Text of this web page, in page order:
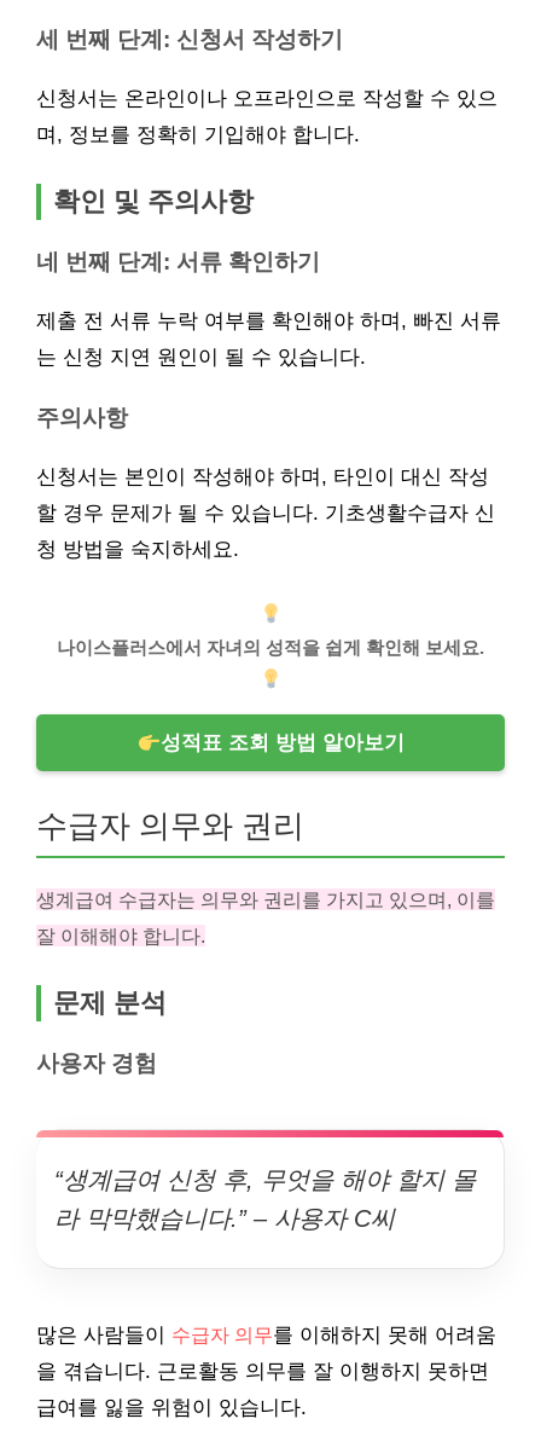
세 번째 단계: 신청서 작성하기
신청서는 온라인이나 오프라인으로 작성할 수 있으
며, 정보를 정확히 기입해야 합니다.
확인 및 주의사항
네 번째 단계: 서류 확인하기
제출 전 서류 누락 여부를 확인해야 하며, 빠진 서류
는 신청 지연 원인이 될 수 있습니다.
주의사항
신청서는 본인이 작성해야 하며, 타인이 대신 작성
할 경우 문제가 될 수 있습니다. 기초생활수급자 신
청 방법을 숙지하세요.
나이스플러스에서 자녀의 성적을 쉽게 확인해 보세요.
성적표 조회 방법 알아보기
수급자 의무와 권리
생계급여 수급자는 의무와 권리를 가지고 있으며, 이를
잘 이해해야 합니다.
문제 분석
사용자 경험
“생계급여 신청 후, 무엇을 해야 할지 몰
라 막막했습니다.” – 사용자 C씨
많은 사람들이 수급자 의무를 이해하지 못해 어려움
을 겪습니다. 근로활동 의무를 잘 이행하지 못하면
급여를 잃을 위험이 있습니다.